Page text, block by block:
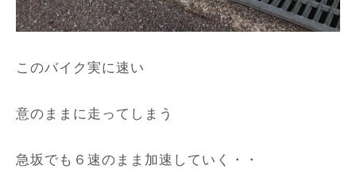
このバイク実に速い
意のままに走ってしまう
急坂でも６速のまま加速していく・・